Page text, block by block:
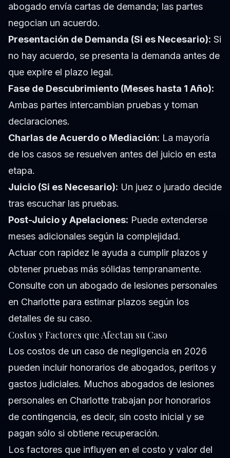
abogado envía cartas de demanda; las partes
negocian un acuerdo.
Presentación de Demanda (Si es Necesario): Si
no hay acuerdo, se presenta la demanda antes de
que expire el plazo legal.
Fase de Descubrimiento (Meses hasta 1 Año):
Ambas partes intercambian pruebas y toman
declaraciones.
Charlas de Acuerdo o Mediación: La mayoría
de los casos se resuelven antes del juicio en esta
etapa.
Juicio (Si es Necesario): Un juez o jurado decide
tras escuchar las pruebas.
Post-Juicio y Apelaciones: Puede extenderse
meses adicionales según la complejidad.
Actuar con rapidez le ayuda a cumplir plazos y
obtener pruebas más sólidas tempranamente.
Consulte con un abogado de lesiones personales
en Charlotte para estimar plazos según los
detalles de su caso.
Costos y Factores que Afectan su Caso
Los costos de un caso de negligencia en 2026
pueden incluir honorarios de abogados, peritos y
gastos judiciales. Muchos abogados de lesiones
personales en Charlotte trabajan por honorarios
de contingencia, es decir, sin costo inicial y se
pagan sólo si obtiene recuperación.
Los factores que influyen en el costo y valor del